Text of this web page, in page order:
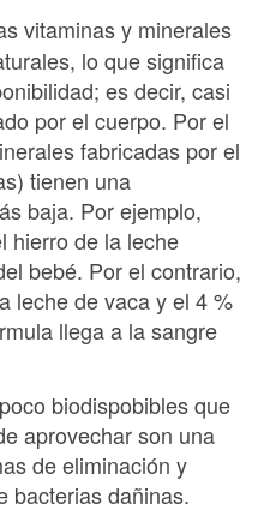
vitaminas y minerales
lo que significa
es decir, casi
por el cuerpo. Por el
fabricadas por el
tienen una
baja. Por ejemplo,
hierro de la leche
bebé. Por el contrario,
leche de vaca y el 4 %
llega a la sangre
biodispobibles que
aprovechar son una
de eliminación y
bacterias dañinas.